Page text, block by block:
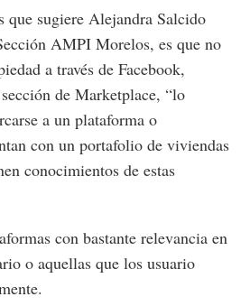
que sugiere Alejandra Salcido
AMPI Morelos, es que no
a través de Facebook,
de Marketplace, “lo
a un plataforma o
con un portafolio de viviendas
conocimientos de estas
con bastante relevancia en
o aquellas que los usuario